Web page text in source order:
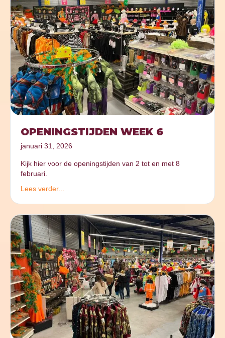
OPENINGSTIJDEN WEEK 6
januari 31, 2026
Kijk hier voor de openingstijden van 2 tot en met 8
februari.
Lees verder...